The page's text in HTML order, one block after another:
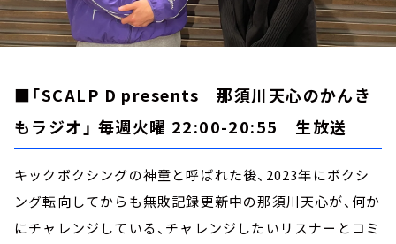
■「SCALP D presents 那須川天心のかんき
もラジオ」 毎週火曜 22:00-20:55 生放送
キックボクシングの神童と呼ばれた後、2023年にボクシ
ング転向してからも無敗記録更新中の那須川天心が、何か
にチャレンジしている、チャレンジしたいリスナーとコミ